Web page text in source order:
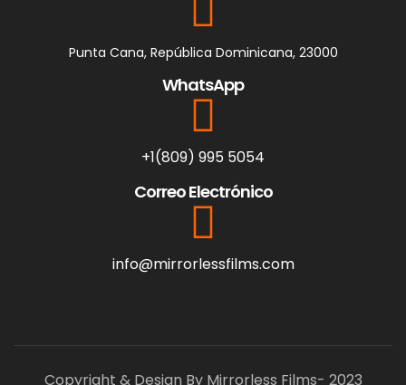
Punta Cana, República Dominicana, 23000
WhatsApp
+1(809) 995 5054
Correo Electrónico
info@mirrorlessfilms.com
Copyright & Design By Mirrorless Films- 2023